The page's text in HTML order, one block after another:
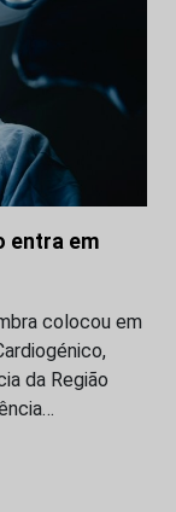
entra em
colocou em
da Região